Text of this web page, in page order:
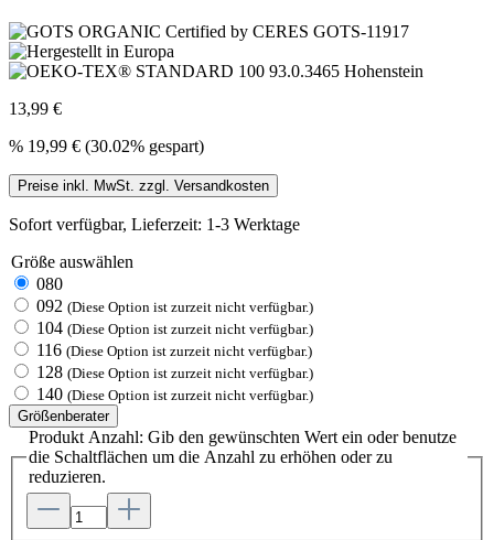
13,99 €
% 19,99 € (30.02% gespart)
Preise inkl. MwSt. zzgl. Versandkosten
Sofort verfügbar, Lieferzeit: 1-3 Werktage
Größe auswählen
080
092 (Diese Option ist zurzeit nicht verfügbar.)
104 (Diese Option ist zurzeit nicht verfügbar.)
116 (Diese Option ist zurzeit nicht verfügbar.)
128 (Diese Option ist zurzeit nicht verfügbar.)
140 (Diese Option ist zurzeit nicht verfügbar.)
Größenberater
Produkt Anzahl: Gib den gewünschten Wert ein oder benutze
die Schaltflächen um die Anzahl zu erhöhen oder zu
reduzieren.